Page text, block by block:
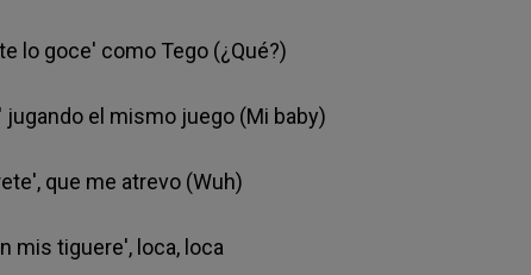
lo goce' como Tego (¿Qué?)
jugando el mismo juego (Mi baby)
que me atrevo (Wuh)
mis tiguere', loca, loca